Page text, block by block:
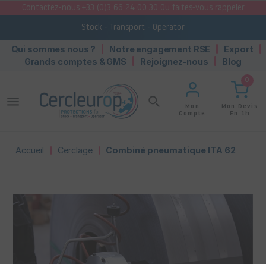
Contactez-nous +33 (0)3 66 24 00 30 Ou faites-vous rappeler
Stock - Transport - Operator
Qui sommes nous ? Notre engagement RSE
Export
Grands comptes & GMS
Rejoignez-nous Blog
search
Mon
Compte
0
Mon Devis
En 1h
menu
Accueil Cerclage Combiné pneumatique ITA 62